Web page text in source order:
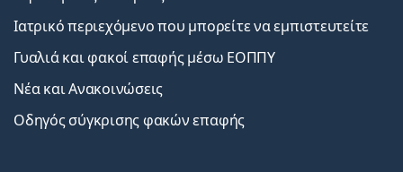
Ιατρικό περιεχόμενο που μπορείτε να εμπιστευτείτε
Γυαλιά και φακοί επαφής μέσω ΕΟΠΠΥ
Νέα και Ανακοινώσεις
Οδηγός σύγκρισης φακών επαφής